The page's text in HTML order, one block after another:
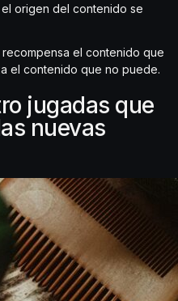
origen del contenido se
recompensa el contenido que
el contenido que no puede.
jugadas que
nuevas